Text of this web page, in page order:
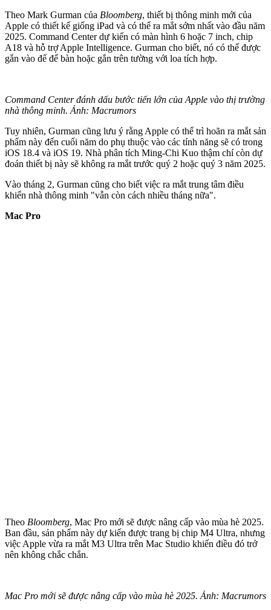
Theo Mark Gurman của Bloomberg, thiết bị thông minh mới của
Apple có thiết kế giống iPad và có thể ra mắt sớm nhất vào đầu năm
2025. Command Center dự kiến có màn hình 6 hoặc 7 inch, chip
A18 và hỗ trợ Apple Intelligence. Gurman cho biết, nó có thể được
gắn vào đế để bàn hoặc gắn trên tường với loa tích hợp.
Command Center đánh dấu bước tiến lớn của Apple vào thị trường
nhà thông minh. Ảnh: Macrumors
Tuy nhiên, Gurman cũng lưu ý rằng Apple có thể trì hoãn ra mắt sản
phẩm này đến cuối năm do phụ thuộc vào các tính năng sẽ có trong
iOS 18.4 và iOS 19. Nhà phân tích Ming-Chi Kuo thậm chí còn dự
đoán thiết bị này sẽ không ra mắt trước quý 2 hoặc quý 3 năm 2025.
Vào tháng 2, Gurman cũng cho biết việc ra mắt trung tâm điều
khiển nhà thông minh "vẫn còn cách nhiều tháng nữa".
Mac Pro
Theo Bloomberg, Mac Pro mới sẽ được nâng cấp vào mùa hè 2025.
Ban đầu, sản phẩm này dự kiến được trang bị chip M4 Ultra, nhưng
việc Apple vừa ra mắt M3 Ultra trên Mac Studio khiến điều đó trở
nên không chắc chắn.
Mac Pro mới sẽ được nâng cấp vào mùa hè 2025. Ảnh: Macrumors